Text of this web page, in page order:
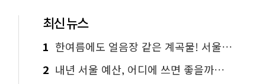
하
기
하
최신 뉴스
1 한여름에도 얼음장 같은 계곡물! 서울 '진관사 계곡'이 천국이네~
2 내년 서울 예산, 어디에 쓰면 좋을까요? 온라인 투표